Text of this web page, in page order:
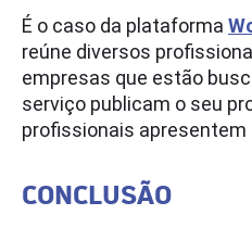
É o caso da plataforma
reúne diversos
empresas que estão
serviço publicam o seu
profissionais
CONCLUSÃO